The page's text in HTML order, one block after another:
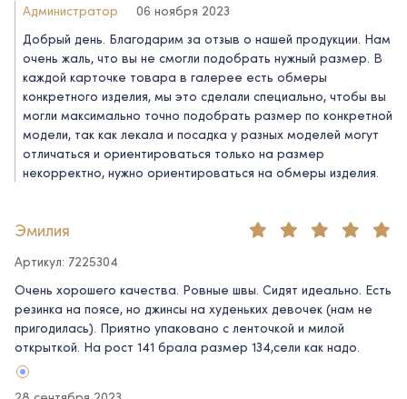
Администратор
06 ноября 2023
Добрый день. Благодарим за отзыв о нашей продукции. Нам
очень жаль, что вы не смогли подобрать нужный размер. В
каждой карточке товара в галерее есть обмеры
конкретного изделия, мы это сделали специально, чтобы вы
могли максимально точно подобрать размер по конкретной
модели, так как лекала и посадка у разных моделей могут
отличаться и ориентироваться только на размер
некорректно, нужно ориентироваться на обмеры изделия.
Эмилия
Артикул: 7225304
Очень хорошего качества. Ровные швы. Сидят идеально. Есть
резинка на поясе, но джинсы на худеньких девочек (нам не
пригодилась). Приятно упаковано с ленточкой и милой
открыткой. На рост 141 брала размер 134,сели как надо.